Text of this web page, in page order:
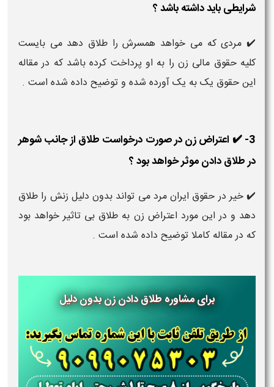
شرایطی باید داشته باشد ؟
✔️ مردی که می خواهد همسرش را طلاق دهد می بایست
کلیه حقوق مالی زن را به او پرداخت کرده باشد که در مقاله
این حقوق یک به یک آورده شده و توضیح داده شده است .
3- ✔️ اعتراض زن در صورت درخواست طلاق از جانب شوهر
در طلاق دادن موثر خواهد بود ؟
✔️ خیر در حقوق ایران مرد می تواند بدون دلیل زنش را طلاق
دهد و در این مورد اعتراض زن به طلاق بی تاثیر خواهد بود
که در مقاله کاملا توضیح داده شده است .
برای مشاوره طلاق دادن زن بدون دلیل